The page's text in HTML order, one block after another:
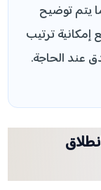
يتم توضيح
إمكانية ترتيب
عند الحاجة.